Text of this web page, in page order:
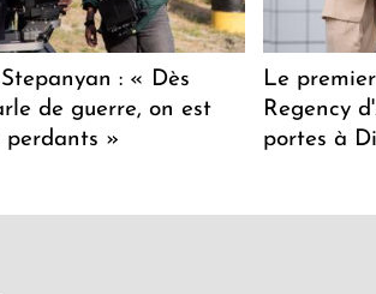
Stepanyan : « Dès
de guerre, on est
perdants »
Le
Regency
portes à